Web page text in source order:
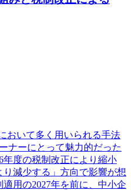
おいて多く用いられる手法
ナーにとって魅力的だった
年度の税制改正により縮小
減少する」方向で影響が想
用の2027年を前に、中小企